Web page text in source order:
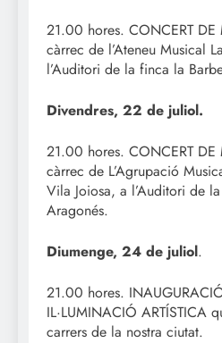
21.00 hores. CONCERT DE
càrrec de l’Ateneu Musical
l’Auditori de la finca la
Divendres, 22 de juliol.
21.00 hores. CONCERT DE
càrrec de L’Agrupació
Vila Joiosa, a l’Auditori de
Aragonés.
Diumenge, 24 de juliol.
21.00 hores.
IL·LUMINACIÓ ARTÍSTICA
carrers de la nostra ciutat.